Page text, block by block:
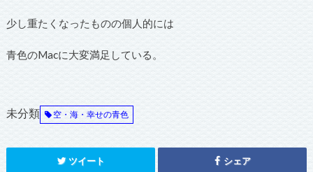
少し重たくなったものの個人的には
青色のMacに大変満足している。
未分類 空・海・幸せの青色
ツイート シェア